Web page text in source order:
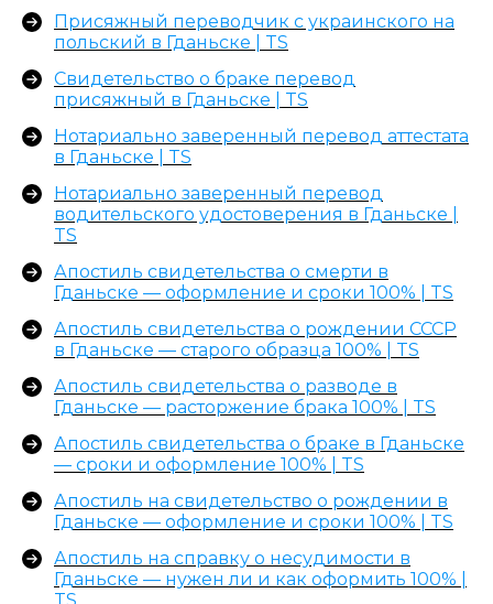
Присяжный переводчик с украинского на
польский в Гданьске | TS
Свидетельство о браке перевод
присяжный в Гданьске | TS
Нотариально заверенный перевод аттестата
в Гданьске | TS
Нотариально заверенный перевод
водительского удостоверения в Гданьске |
TS
Апостиль свидетельства о смерти в
Гданьске — оформление и сроки 100% | TS
Апостиль свидетельства о рождении СССР
в Гданьске — старого образца 100% | TS
Апостиль свидетельства о разводе в
Гданьске — расторжение брака 100% | TS
Апостиль свидетельства о браке в Гданьске
— сроки и оформление 100% | TS
Апостиль на свидетельство о рождении в
Гданьске — оформление и сроки 100% | TS
Апостиль на справку о несудимости в
Гданьске — нужен ли и как оформить 100% |
Add files
конфиденциальности
Отправить
Контакты
пн-пт 9:00–20:00
+48 575 504 535
doc@translate-service.pl
Powstancow
Warszawskich 25A